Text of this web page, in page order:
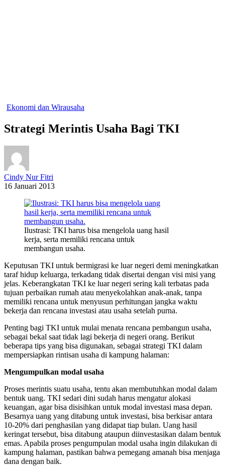
Ekonomi dan Wirausaha
Strategi Merintis Usaha Bagi TKI
Cindy Nur Fitri
16 Januari 2013
Ilustrasi: TKI harus bisa mengelola uang hasil
kerja, serta memiliki rencana untuk
membangun usaha.
Keputusan TKI untuk bermigrasi ke luar negeri demi meningkatkan
taraf hidup keluarga, terkadang tidak disertai dengan visi misi yang
jelas. Keberangkatan TKI ke luar negeri sering kali terbatas pada
tujuan perbaikan rumah atau menyekolahkan anak-anak, tanpa
memiliki rencana untuk menyusun perhitungan jangka waktu
bekerja dan rencana investasi atau usaha setelah purna.
Penting bagi TKI untuk mulai menata rencana pembangun usaha,
sebagai bekal saat tidak lagi bekerja di negeri orang. Berikut
beberapa tips yang bisa digunakan, sebagai strategi TKI dalam
mempersiapkan rintisan usaha di kampung halaman:
Mengumpulkan modal usaha
Proses merintis suatu usaha, tentu akan membutuhkan modal dalam
bentuk uang. TKI sedari dini sudah harus mengatur alokasi
keuangan, agar bisa disisihkan untuk modal investasi masa depan.
Besarnya uang yang ditabung untuk investasi, bisa berkisar antara
10-20% dari penghasilan yang didapat tiap bulan. Uang hasil
keringat tersebut, bisa ditabung ataupun diinvestasikan dalam bentuk
emas. Apabila proses pengumpulan modal usaha ingin dilakukan di
kampung halaman, pastikan bahwa pemegang amanah bisa menjaga
dana dengan baik.